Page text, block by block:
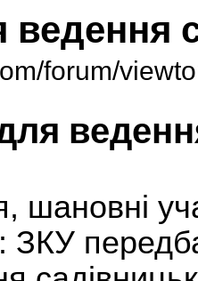
ведення
forum/
шановні
ЗКУ